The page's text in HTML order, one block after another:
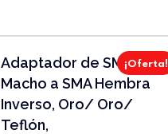
¡Oferta!
Adaptador de SMA
Macho a SMA Hembra
Inverso, Oro/ Oro/
Teflón,